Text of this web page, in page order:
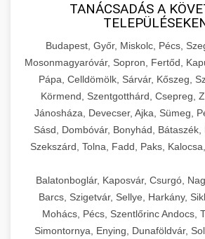
TANÁCSADÁS A
Budapest, Győr, Miskolc, Pécs,
Mosonmagyaróvár, Sopron, Fertőd,
Pápa, Celldömölk, Sárvár, Kőszeg,
Körmend, Szentgotthárd, Csepreg,
Jánosháza, Devecser, Ajka, Sümeg,
Sásd, Dombóvár, Bonyhád, Bátaszék,
Szekszárd, Tolna, Fadd, Paks,
Balatonboglár, Kaposvár, Csurgó,
Barcs, Szigetvár, Sellye, Harkány,
Mohács, Pécs, Szentlőrinc Andocs,
Simontornya, Enying, Dunaföldvár,